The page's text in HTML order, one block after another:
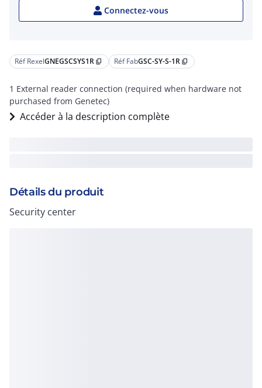
Réf RexelGNEGSCSYS1R content_copy Réf FabGSC-SY-S-1R content_copy
1 External reader connection (required when hardware not
purchased from Genetec)
Accéder à la description complète
Détails du produit
Security center
Connectez-vous